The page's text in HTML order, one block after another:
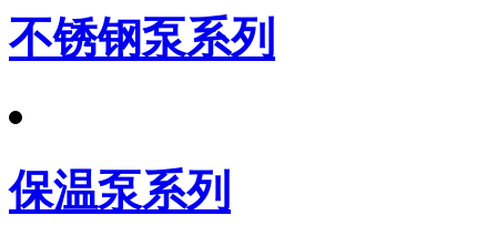
不锈钢泵系列
保温泵系列